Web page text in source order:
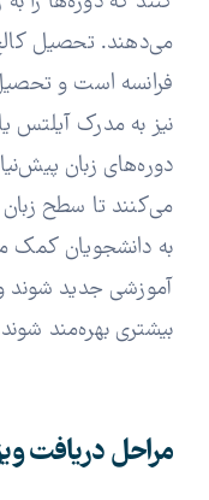
می‌دهند. تحصیل کالج
فرانسه است و
نیز به مدرک آیلتس
دوره‌های زبان
می‌کنند تا سطح
به دانشجویان کمک
آموزشی جدید
بیشتری بهره‌مند
مراحل دریافت